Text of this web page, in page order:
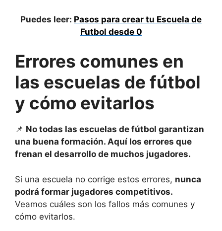
Puedes leer: Pasos para crear tu Escuela de
Futbol desde 0
Errores comunes en
las escuelas de fútbol
y cómo evitarlos
📌 No todas las escuelas de fútbol garantizan
una buena formación. Aquí los errores que
frenan el desarrollo de muchos jugadores.
Si una escuela no corrige estos errores, nunca
podrá formar jugadores competitivos.
Veamos cuáles son los fallos más comunes y
cómo evitarlos.